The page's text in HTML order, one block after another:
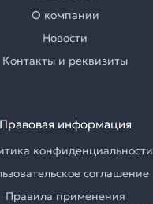
О компании
Новости
Контакты и реквизиты
Правовая информация
конфиденциальности
соглашение
Правила применения